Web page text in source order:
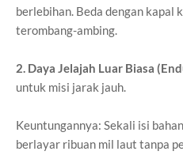
berlebihan. Beda dengan kapal
terombang-ambing.
2. Daya Jelajah Luar Biasa
untuk misi jarak jauh.
Keuntungannya: Sekali isi
berlayar ribuan mil laut tanpa